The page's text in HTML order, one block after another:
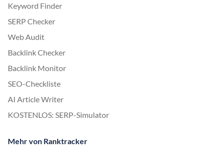
Keyword Finder
SERP Checker
Web Audit
Backlink Checker
Backlink Monitor
SEO-Checkliste
AI Article Writer
KOSTENLOS: SERP-Simulator
Mehr von Ranktracker